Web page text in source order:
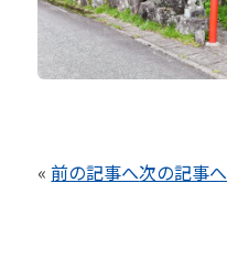
«前の記事へ次の記事へ